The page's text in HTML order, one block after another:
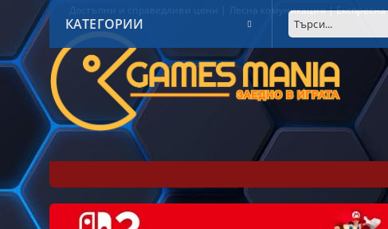
Достъпни и справедливи цени | Лесна комуникация |
КАТЕГОРИИ